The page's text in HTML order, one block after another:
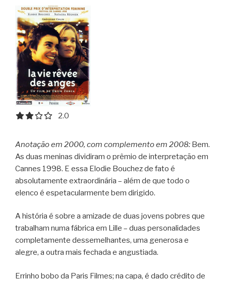
2.0 out of 5.0 stars
2.0
Anotação em 2000, com complemento em 2008: Bem.
As duas meninas dividiram o prêmio de interpretação em
Cannes 1998. E essa Elodie Bouchez de fato é
absolutamente extraordinária – além de que todo o
elenco é espetacularmente bem dirigido.
A história é sobre a amizade de duas jovens pobres que
trabalham numa fábrica em Lille – duas personalidades
completamente dessemelhantes, uma generosa e
alegre, a outra mais fechada e angustiada.
Errinho bobo da Paris Filmes; na capa, é dado crédito de